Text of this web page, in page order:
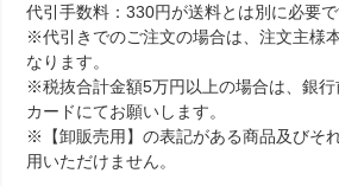
代引手数料：330円が送料とは別に必要で
※代引きでのご注文の場合は、注文主様
なります。
※税抜合計金額5万円以上の場合は、銀行
カードにてお願いします。
※【卸販売用】の表記がある商品及びそ
用いただけません。